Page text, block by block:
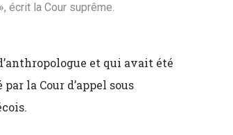
écrit la Cour suprême.
et qui avait été
la Cour d’appel sous